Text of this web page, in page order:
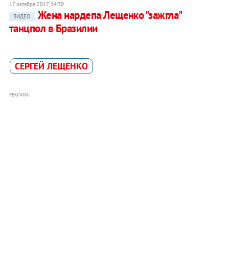
17 октября 2017, 14:30
ВИДЕО
Жена нардепа Лещенко "зажгла"
танцпол в Бразилии
СЕРГЕЙ ЛЕЩЕНКО
РЕКЛАМА